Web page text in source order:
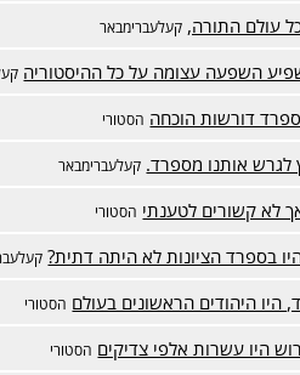
עולם התורה, קעלעברימבאר
השפעה עצומה על כל ההיסטוריה
דורשות הוכחה הסטורי
לגרש אותנו מספרד. קעלעברימבאר
לא קשורים לטענתי הסטורי
בספרד הציונות לא היתה דתית?
היו היהודים הראשונים בעולם הסטורי
היו עשרות אלפי צדיקים הסטורי